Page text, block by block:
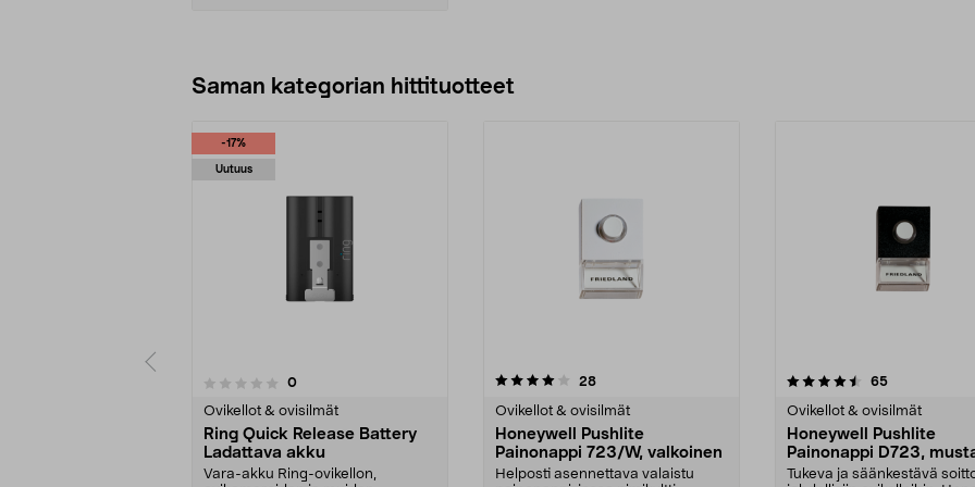
Saman kategorian hittituotteet
-17%
Uutuus
0arvostelut
Ovikellot & ovisilmät
Ring Quick Release Battery
Ladattava akku
Vara-akku Ring-ovikellon,
4.0 viidestä
28arvostelut
Ovikellot & ovisilmät
Honeywell Pushlite
Painonappi 723/W, valkoinen
Helposti asennettava valaistu
4.5 viidestä
65arvostelut
Ovikellot & ovisilmät
Honeywell Pushlite
Painonappi D723,
Tukeva ja säänkestävä
3.0 viidestä